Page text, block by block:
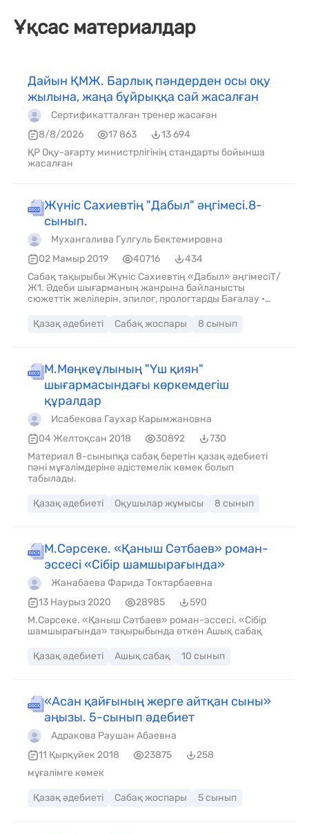
Ұқсас материалдар
Дайын ҚМЖ. Барлық пәндерден осы оқу
жылына, жаңа бұйрыққа сай жасалған
Сертификатталған тренер жасаған
8/8/2026
17 863
13 694
ҚР Оқу-ағарту министрлігінің стандарты бойынша
жасалған
Жүніс Сахиевтің "Дабыл" әңгімесі.8-
сынып.
Мухангалива Гулгуль Бектемировна
02 Мамыр 2019
40716
434
Сабақ тақырыбы Жүніс Сахиевтің «Дабыл» әңгімесіТ/
Ж1. Әдеби шығарманың жанрына байланысты
сюжеттік желілерін, эпилог, прологтарды Бағалау •
алады. • Эпилог, прологтарды анықтайды.
Қазақ әдебиеті Сабақ жоспары 8 сынып
М.Мөңкеұлының "Үш қиян"
шығармасындағы көркемдегіш
құралдар
Исабекова Гаухар Карымжановна
04 Желтоқсан 2018
30892
730
Материал 8-сыныпқа сабақ беретін қазақ әдебиеті
пәні мұғалімдеріне әдістемелік көмек болып
табылады.
Қазақ әдебиеті Оқушылар жұмысы 8 сынып
М.Сәрсеке. «Қаныш Сәтбаев» роман-
эссесі «Сібір шамшырағында»
Жанабаева Фарида Токтарбаевна
13 Наурыз 2020
28985
590
М.Сәрсеке. «Қаныш Сәтбаев» роман-эссесі. «Сібір
шамшырағында» тақырыбында өткен Ашық сабақ
Қазақ әдебиеті Ашық сабақ 10 сынып
«Асан қайғының жерге айтқан сыны»
аңызы. 5-сынып әдебиет
Адракова Раушан Абаевна
11 Қырқүйек 2018
23875
258
мұғалімге көмек
Қазақ әдебиеті Сабақ жоспары 5 сынып